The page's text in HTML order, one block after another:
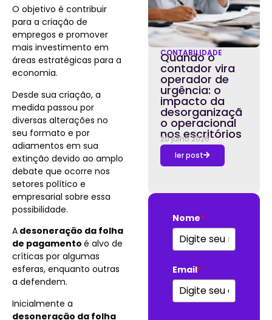
O objetivo é contribuir
para a criação de
empregos e promover
mais investimento em
áreas estratégicas para a
economia.
Desde sua criação, a
medida passou por
diversas alterações no
seu formato e por
adiamentos em sua
extinção devido ao amplo
debate que ocorre nos
setores político e
empresarial sobre essa
possibilidade.
A desoneração da folha
de pagamento é alvo de
críticas por algumas
esferas, enquanto outras
a defendem.
Inicialmente a
desoneração da folha
CONTABILIDADE
Quando o
contador vira
operador de
urgência: o
impacto da
desorganizaçã
o operacional
nos escritórios
20 julho 2026
ler post
Nome*
Email*